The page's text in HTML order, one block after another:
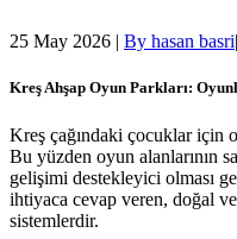
25 May 2026 | By hasan basri|
Kreş Ahşap Oyun Parkları:
Kreş çağındaki çocuklar için
Bu yüzden oyun alanlarının
gelişimi destekleyici olması
ihtiyaca cevap veren, doğal
sistemlerdir.